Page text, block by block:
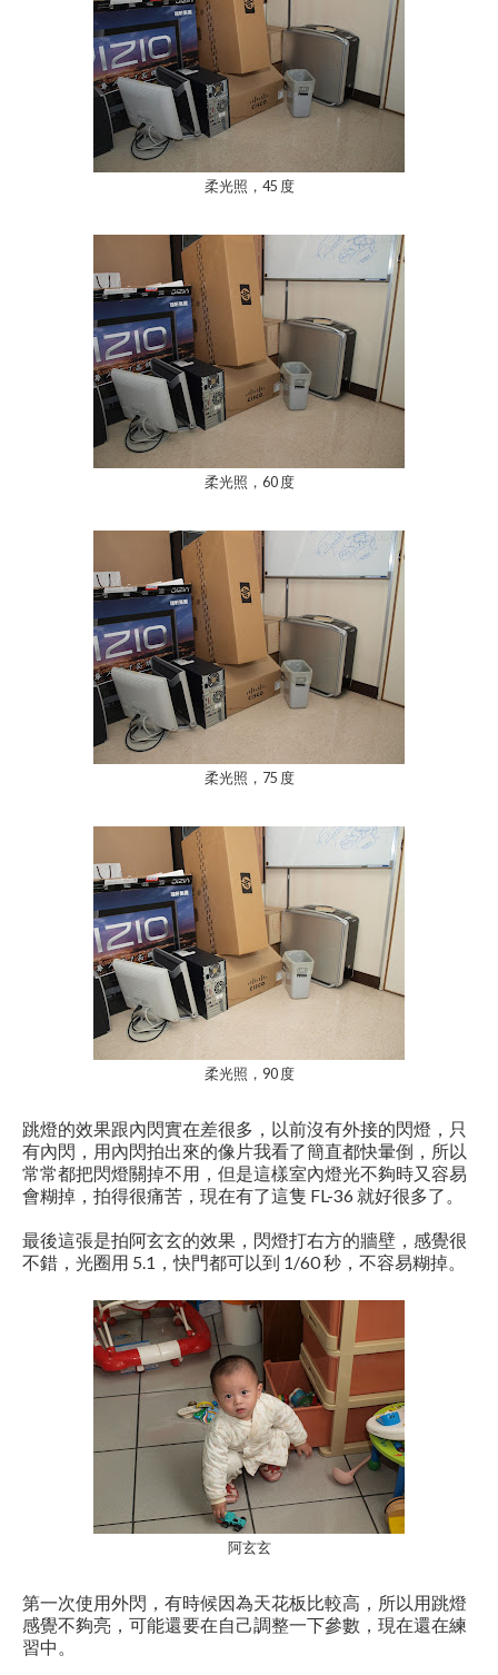
柔光照，45 度
柔光照，60 度
柔光照，75 度
柔光照，90 度
跳燈的效果跟內閃實在差很多，以前沒有外接的閃燈，只
有內閃，用內閃拍出來的像片我看了簡直都快暈倒，所以
常常都把閃燈關掉不用，但是這樣室內燈光不夠時又容易
會糊掉，拍得很痛苦，現在有了這隻 FL-36 就好很多了。
最後這張是拍阿玄玄的效果，閃燈打右方的牆壁，感覺很
不錯，光圈用 5.1，快門都可以到 1/60 秒，不容易糊掉。
阿玄玄
第一次使用外閃，有時候因為天花板比較高，所以用跳燈
感覺不夠亮，可能還要在自己調整一下參數，現在還在練
習中。